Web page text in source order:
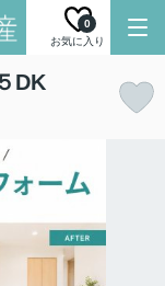
お気に入り
0
DK